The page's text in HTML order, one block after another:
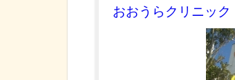
おおうらクリニック